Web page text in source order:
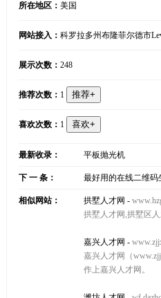
所在地区： 美国
网站接入： 科罗拉多州布隆菲尔德市
展示次数： 248
推荐次数： 1
喜欢次数： 1
最新收录： 平板抛光机
下 一 条： 最好用的在线二维码
相似网站： 拱墅人才网 -
拱墅人才网,拱墅区
嘉兴人才网 -
嘉兴人才网（
作上嘉兴人才网。